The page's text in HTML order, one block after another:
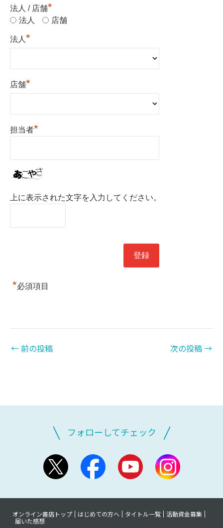
法人 / 店舗*
法人 店舗
法人 *
店舗*
担当者*
上に表示された文字を入力してください。
*必須項目
←前の投稿 次の投稿→
フォローしてチェック
オンライン書店トップ はじめての方へ タイトル一覧
活動資金募集
届いた感想